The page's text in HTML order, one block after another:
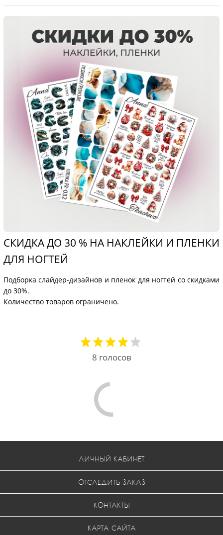
СКИДКА ДО 30 % НА НАКЛЕЙКИ И ПЛЕНКИ
ДЛЯ НОГТЕЙ
Подборка слайдер-дизайнов и пленок для ногтей со скидками
до 30%.
Количество товаров ограничено.
8 голосов
ЛИЧНЫЙ КАБИНЕТ
ОТСЛЕДИТЬ ЗАКАЗ
КОНТАКТЫ
КАРТА САЙТА
ЧАСТЫЕ ВОПРОСЫ
УСЛОВИЯ ВОЗВРАТА